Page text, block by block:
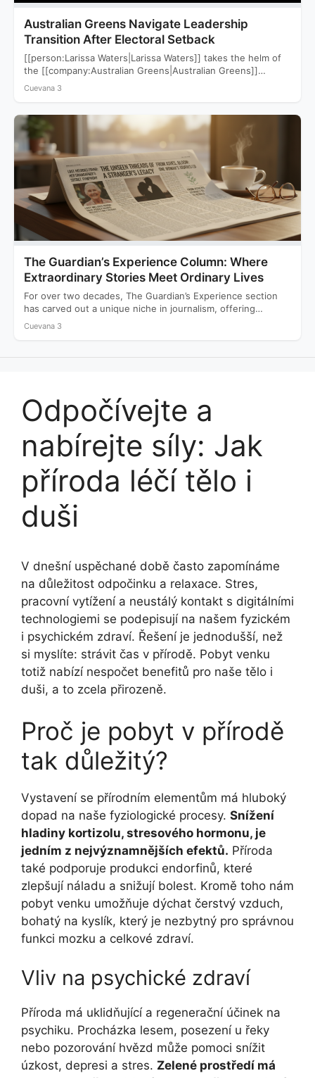
Australian Greens Navigate Leadership
Transition After Electoral Setback
[[person:Larissa Waters|Larissa Waters]] takes the helm of
the [[company:Australian Greens|Australian Greens]]
following a devastating 2025 election that saw…
Cuevana 3
The Guardian’s Experience Column: Where
Extraordinary Stories Meet Ordinary Lives
For over two decades, The Guardian’s Experience section
has carved out a unique niche in journalism, offering
readers…
Cuevana 3
Odpočívejte a
nabírejte síly: Jak
příroda léčí tělo i
duši
V dnešní uspěchané době často zapomínáme
na důležitost odpočinku a relaxace. Stres,
pracovní vytížení a neustálý kontakt s digitálními
technologiemi se podepisují na našem fyzickém
i psychickém zdraví. Řešení je jednodušší, než
si myslíte: strávit čas v přírodě. Pobyt venku
totiž nabízí nespočet benefitů pro naše tělo i
duši, a to zcela přirozeně.
Proč je pobyt v přírodě
tak důležitý?
Vystavení se přírodním elementům má hluboký
dopad na naše fyziologické procesy. Snížení
hladiny kortizolu, stresového hormonu, je
jedním z nejvýznamnějších efektů. Příroda
také podporuje produkci endorfinů, které
zlepšují náladu a snižují bolest. Kromě toho nám
pobyt venku umožňuje dýchat čerstvý vzduch,
bohatý na kyslík, který je nezbytný pro správnou
funkci mozku a celkové zdraví.
Vliv na psychické zdraví
Příroda má uklidňující a regenerační účinek na
psychiku. Procházka lesem, posezení u řeky
nebo pozorování hvězd může pomoci snížit
úzkost, depresi a stres. Zelené prostředí má